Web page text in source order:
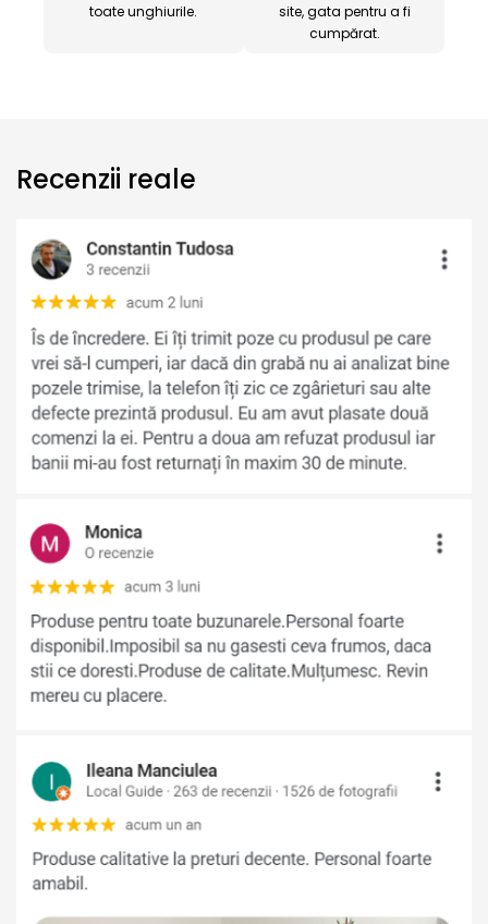
toate unghiurile.
site, gata pentru a fi
cumpărat.
Recenzii reale